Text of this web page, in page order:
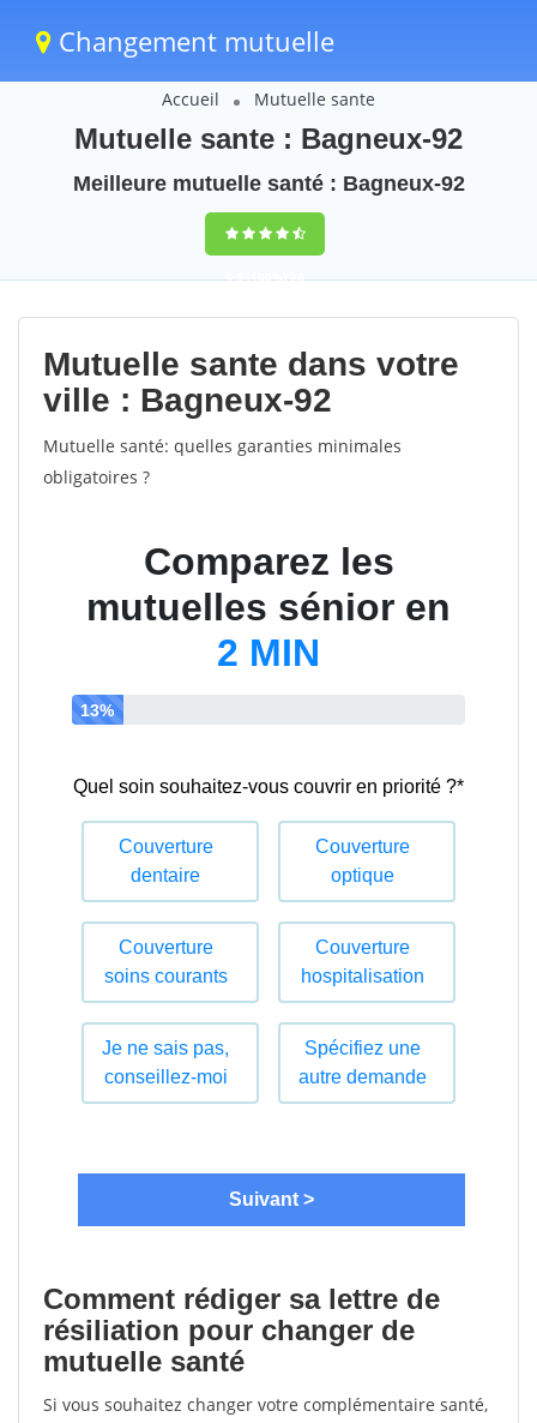
Changement mutuelle
Accueil Mutuelle sante
Mutuelle sante : Bagneux-92
Meilleure mutuelle santé : Bagneux-92
9,5(100%)26
votes
Mutuelle sante dans votre
ville : Bagneux-92
Mutuelle santé: quelles garanties minimales
obligatoires ?
Comment rédiger sa lettre de
résiliation pour changer de
mutuelle santé
Si vous souhaitez changer votre complémentaire santé,